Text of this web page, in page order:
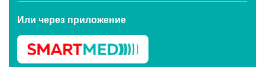
Или через приложение